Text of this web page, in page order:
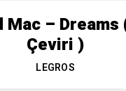
Mac – Dreams
Çeviri )
LEGROS